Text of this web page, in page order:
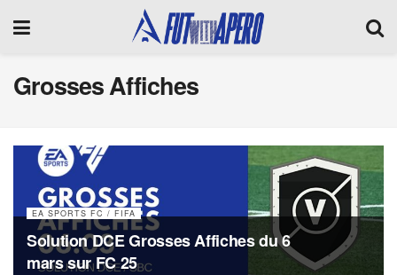
Grosses Affiches
EA SPORTS FC / FIFA
Solution DCE Grosses Affiches du 6
mars sur FC 25